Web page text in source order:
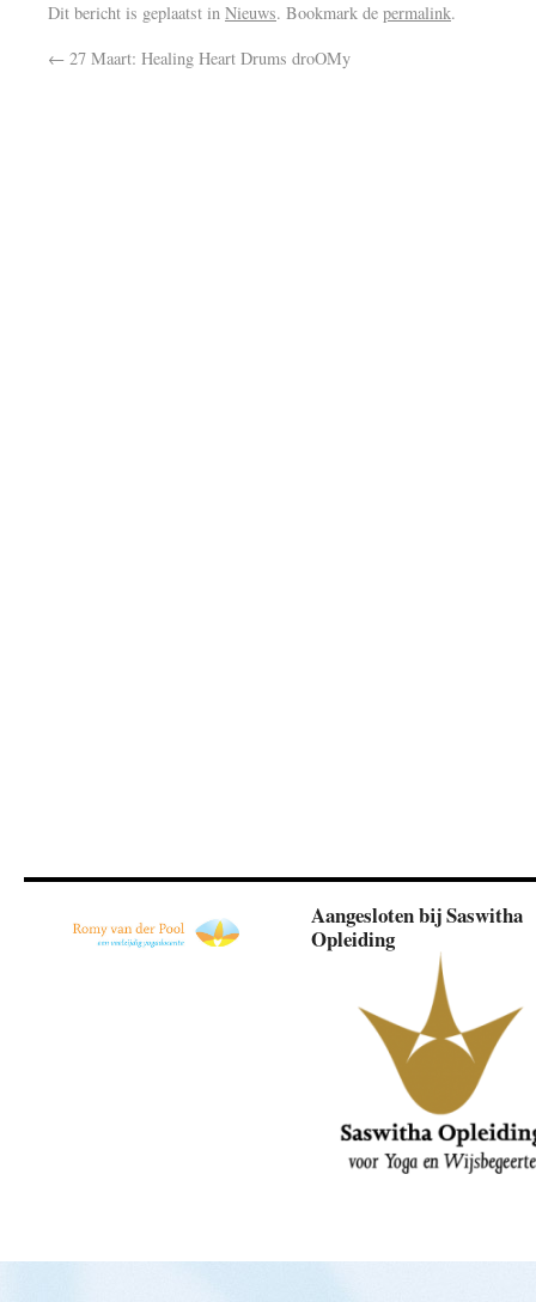
Dit bericht is geplaatst in Nieuws. Bookmark de permalink.
← 27 Maart: Healing Heart Drums droOMy
Aangesloten bij Saswitha
Opleiding